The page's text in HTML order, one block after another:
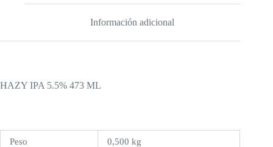
Información adicional
HAZY IPA 5.5% 473 ML
Peso 0,500 kg